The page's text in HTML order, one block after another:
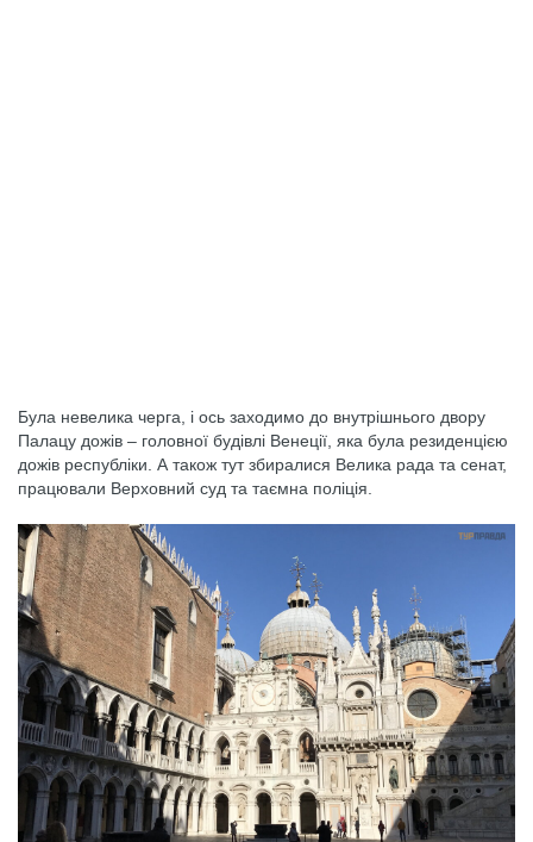
Була невелика черга, і ось заходимо до внутрішнього двору
Палацу дожів – головної будівлі Венеції, яка була резиденцією
дожів республіки. А також тут збиралися Велика рада та сенат,
працювали Верховний суд та таємна поліція.